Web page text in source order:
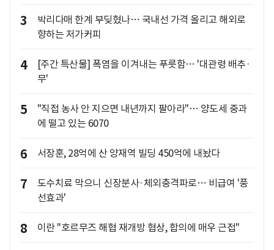
3
박리다매 한계 부딪혔나… 국내선 가격 올리고 해외로
향하는 저가커피
4
[주간 특산물] 폭염을 이겨내는 푸릇함… '대관령 배추·
무'
5
"직접 농사 안 지으면 내년까지 팔아라"… 양도세 중과
에 떨고 있는 6070
6 서장훈, 28억에 산 양재역 빌딩 450억에 내놨다
7
도수치료 막으니 신장분사·체외충격파로… 비급여 '풍
선효과'
8 이란 "호르무즈 해협 재개방 협상, 합의에 매우 근접"